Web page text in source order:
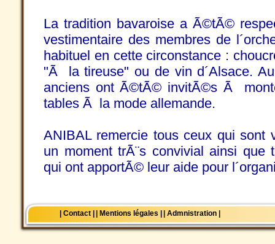
La tradition bavaroise a Ã©tÃ©
vestimentaire des membres de
habituel en cette circonstance :
"Ã la tireuse" ou de vin d´Alsace.
anciens ont Ã©tÃ© invitÃ©s Ã
tables Ã la mode allemande.
ANIBAL remercie tous ceux qui sont
un moment trÃ¨s convivial ainsi
qui ont apportÃ© leur aide pour
| Contact | | Mentions légales | | Admnistration |